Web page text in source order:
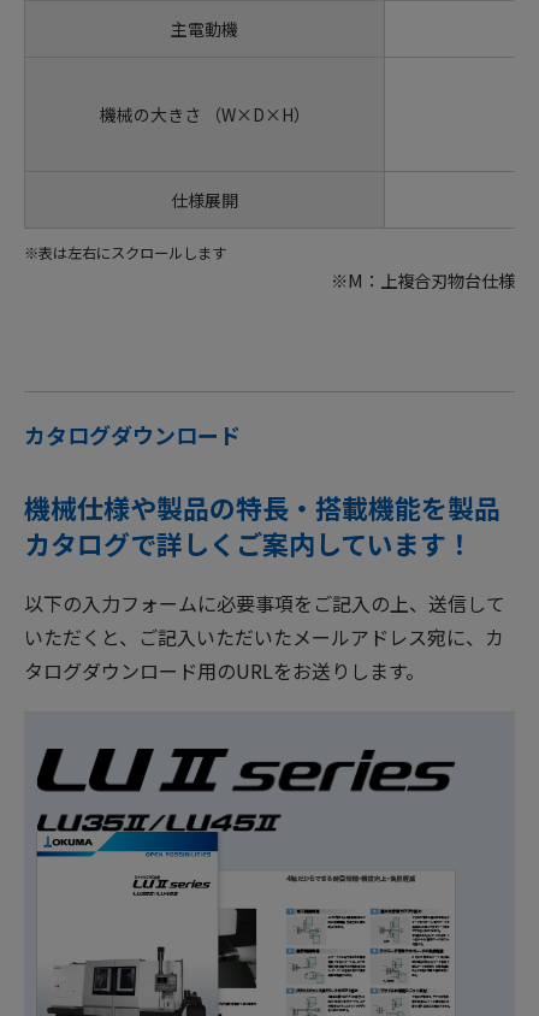
主電動機
機械の大きさ （W×D×H）
仕様展開
※表は左右にスクロールします
※M：上複合刃物台仕様
カタログダウンロード
機械仕様や製品の特長・搭載機能を製品
カタログで詳しくご案内しています！
以下の入力フォームに必要事項をご記入の上、送信して
いただくと、ご記入いただいたメールアドレス宛に、カ
タログダウンロード用のURLをお送りします。